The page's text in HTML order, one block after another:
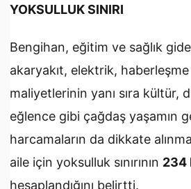
YOKSULLUK SINIRI
Bengihan, eğitim ve sağlık
akaryakıt, elektrik,
maliyetlerinin yanı sıra kültür,
eğlence gibi çağdaş yaşamın
harcamaların da dikkate
aile için yoksulluk sınırının 234
hesaplandığını belirtti.